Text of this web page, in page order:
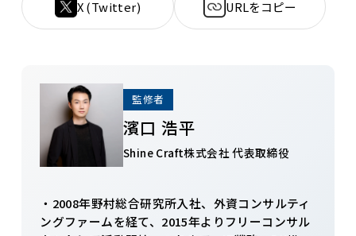
X (Twitter) URLをコピー
監修者
濱口 浩平
Shine Craft株式会社 代表取締役
・2008年野村総合研究所入社、外資コンサルティ
ングファームを経て、2015年よりフリーコンサル